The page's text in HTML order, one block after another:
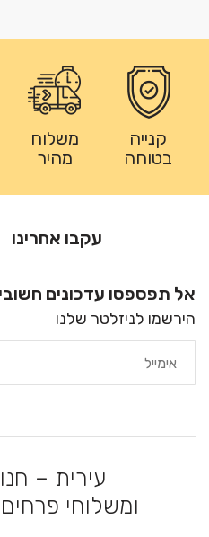
קנייה
בטוחה
משלוח
מהיר
עקבו אחרינו
אל תפספסו עדכונים
הירשמו לניזלטר שלנו
עירית –
ומשלוחי